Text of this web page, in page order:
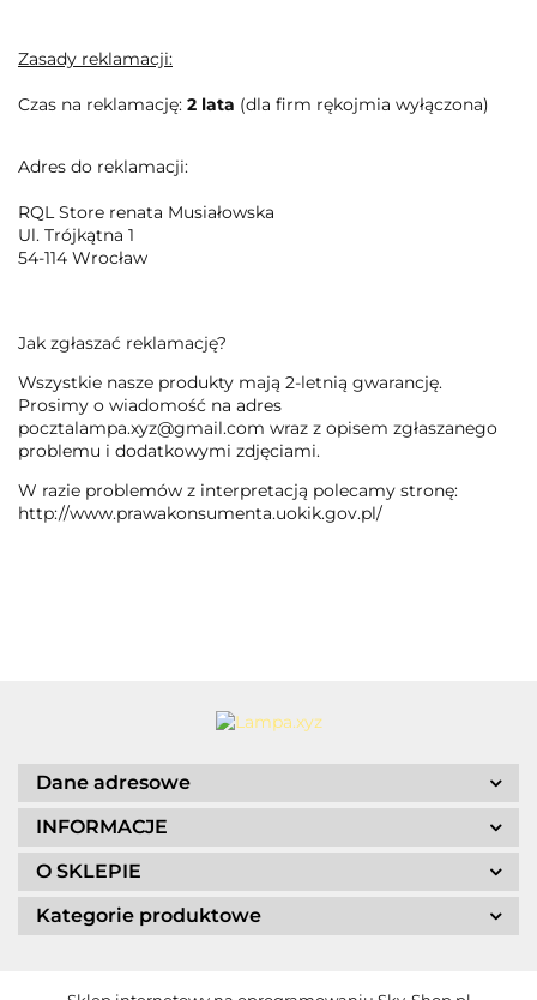
Zasady reklamacji:
Czas na reklamację: 2 lata (dla firm rękojmia wyłączona)
Adres do reklamacji:
RQL Store renata Musiałowska
Ul. Trójkątna 1
54-114 Wrocław
Jak zgłaszać reklamację?
Wszystkie nasze produkty mają 2-letnią gwarancję.
Prosimy o wiadomość na adres
pocztalampa.xyz@gmail.com wraz z opisem zgłaszanego
problemu i dodatkowymi zdjęciami.
W razie problemów z interpretacją polecamy stronę:
http://www.prawakonsumenta.uokik.gov.pl/
Dane adresowe
INFORMACJE
O SKLEPIE
Kategorie produktowe